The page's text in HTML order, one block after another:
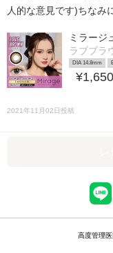
人的な意見です)ちなみ
ミラージ
ラブブラ
DIA 14.8mm
¥1,650
2021年11月02日投稿
高度管理